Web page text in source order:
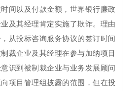
间以及付款金额，世界银行廉政
及其经理肯定实施了欺诈。理由
从投标咨询服务协议的签订时间
裁企业及其经理在参与加纳项目
识到被制裁企业与业务发展顾问
项目管理组披露的范围，但在投